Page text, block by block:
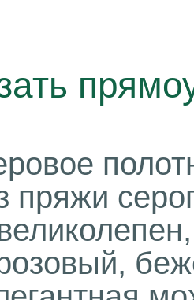
пряжи